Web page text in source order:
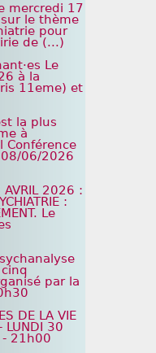
mercredi 17
le thème
pour
de (...)
Le
à la
11eme) et
la plus
à
Conférence
08/06/2026
2026 :
:
Le
par la
DE LA VIE
LUNDI 30
- 21h00